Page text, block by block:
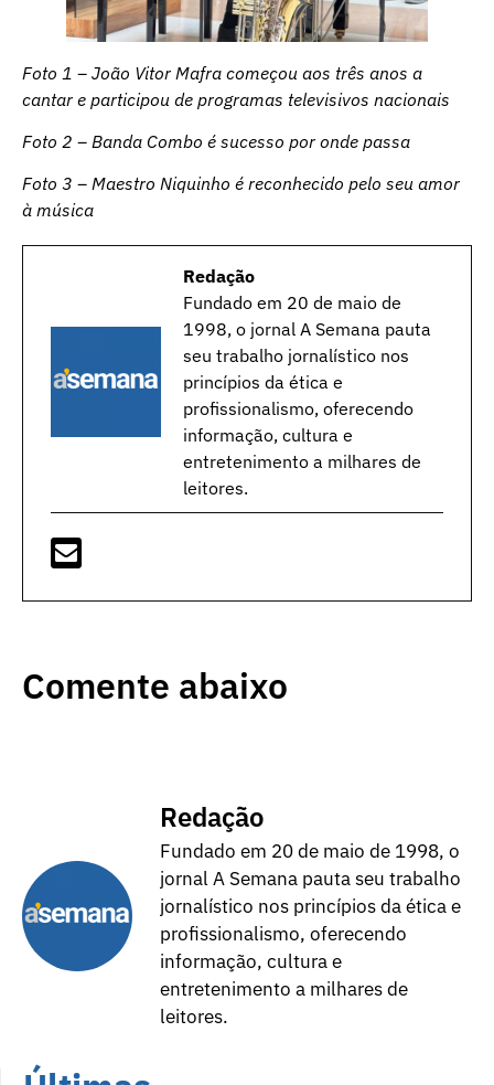
Foto 1 – João Vitor Mafra começou aos três anos a
cantar e participou de programas televisivos nacionais
Foto 2 – Banda Combo é sucesso por onde passa
Foto 3 – Maestro Niquinho é reconhecido pelo seu amor
à música
Redação
Fundado em 20 de maio de
1998, o jornal A Semana pauta
seu trabalho jornalístico nos
princípios da ética e
profissionalismo, oferecendo
informação, cultura e
entretenimento a milhares de
leitores.
Comente abaixo
Redação
Fundado em 20 de maio de 1998, o
jornal A Semana pauta seu trabalho
jornalístico nos princípios da ética e
profissionalismo, oferecendo
informação, cultura e
entretenimento a milhares de
leitores.